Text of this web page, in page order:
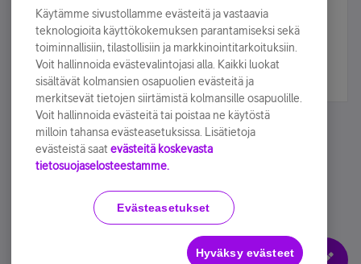
sähköpostiisi.
Tilaa nyt
Käyttöehdot Accessibility statement
Evästeasetukset
Käytämme sivustollamme evästeitä ja vastaavia
teknologioita käyttökokemuksen parantamiseksi sekä
toiminnallisiin, tilastollisiin ja markkinointitarkoituksiin.
Voit hallinnoida evästevalintojasi alla. Kaikki luokat
sisältävät kolmansien osapuolien evästeitä ja
merkitsevät tietojen siirtämistä kolmansille osapuolille.
Voit hallinnoida evästeitä tai poistaa ne käytöstä
milloin tahansa evästeasetuksissa. Lisätietoja
evästeistä saat evästeitä koskevasta
tietosuojaselosteestamme.
Evästeasetukset
Hyväksy evästeet